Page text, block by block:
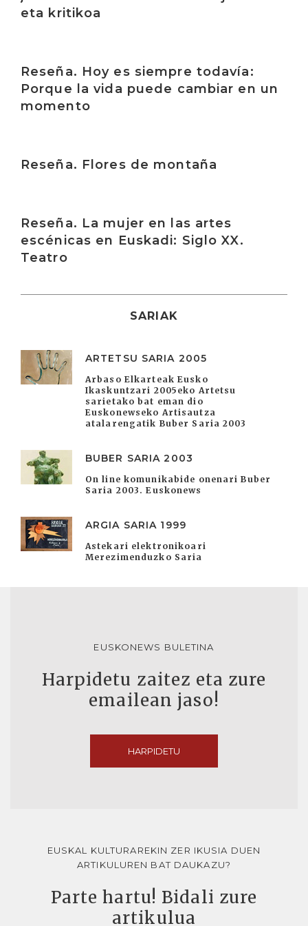
eta kritikoa
Reseña. Hoy es siempre todavía:
Porque la vida puede cambiar en un
momento
Reseña. Flores de montaña
Reseña. La mujer en las artes
escénicas en Euskadi: Siglo XX.
Teatro
SARIAK
ARTETSU SARIA 2005
Arbaso Elkarteak Eusko
Ikaskuntzari 2005eko Artetsu
sarietako bat eman dio
Euskonewseko Artisautza
atalarengatik Buber Saria 2003
BUBER SARIA 2003
On line komunikabide onenari Buber
Saria 2003. Euskonews
ARGIA SARIA 1999
Astekari elektronikoari
Merezimenduzko Saria
EUSKONEWS BULETINA
Harpidetu zaitez eta zure
emailean jaso!
HARPIDETU
EUSKAL KULTURAREKIN ZER IKUSIA DUEN
ARTIKULUREN BAT DAUKAZU?
Parte hartu! Bidali zure
artikulua